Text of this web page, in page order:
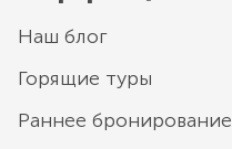
Наш блог
Горящие туры
Раннее бронирование